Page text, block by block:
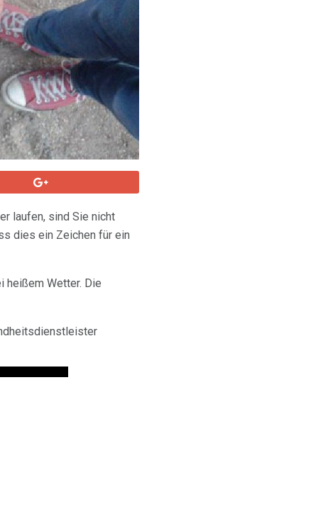
laufen, sind Sie nicht
dies ein Zeichen für ein
heißem Wetter. Die